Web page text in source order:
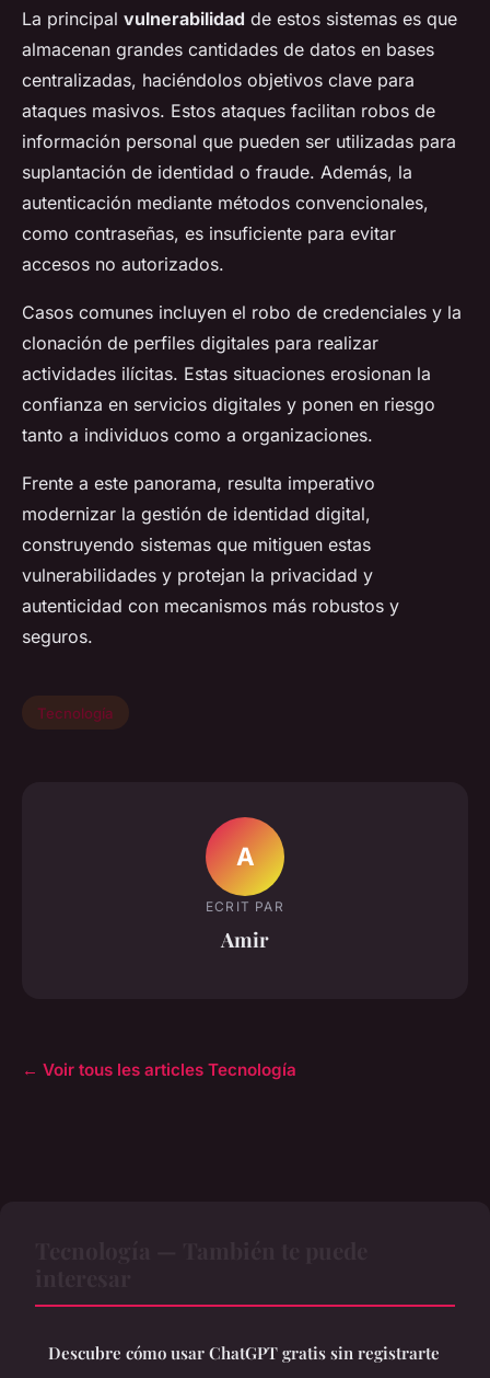
La principal vulnerabilidad de estos sistemas es que
almacenan grandes cantidades de datos en bases
centralizadas, haciéndolos objetivos clave para
ataques masivos. Estos ataques facilitan robos de
información personal que pueden ser utilizadas para
suplantación de identidad o fraude. Además, la
autenticación mediante métodos convencionales,
como contraseñas, es insuficiente para evitar
accesos no autorizados.
Casos comunes incluyen el robo de credenciales y la
clonación de perfiles digitales para realizar
actividades ilícitas. Estas situaciones erosionan la
confianza en servicios digitales y ponen en riesgo
tanto a individuos como a organizaciones.
Frente a este panorama, resulta imperativo
modernizar la gestión de identidad digital,
construyendo sistemas que mitiguen estas
vulnerabilidades y protejan la privacidad y
autenticidad con mecanismos más robustos y
seguros.
Tecnología
A
ECRIT PAR
Amir
← Voir tous les articles Tecnología
Descubre cómo usar ChatGPT gratis sin registrarte